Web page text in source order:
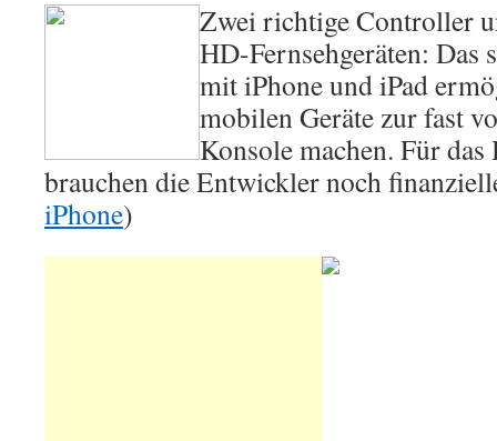
Zwei richtige Controller
HD-Fernsehgeräten: Das
mit iPhone und iPad
mobilen Geräte zur fast
Konsole machen. Für
brauchen die Entwickler noch
iPhone)